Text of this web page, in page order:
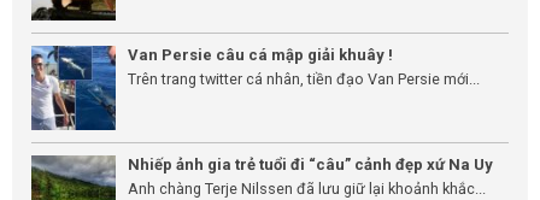
Van Persie câu cá mập giải khuây !
Trên trang twitter cá nhân, tiền đạo Van Persie mới...
Nhiếp ảnh gia trẻ tuổi đi “câu” cảnh đẹp xứ Na Uy
Anh chàng Terje Nilssen đã lưu giữ lại khoảnh khắc...